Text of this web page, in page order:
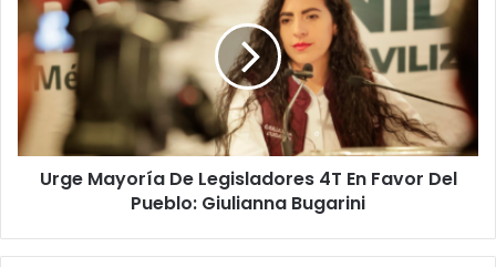
Legisladores
4T
Favor
Del
Pueblo:
Giulianna
Urge Mayoría De Legisladores 4T En Favor Del
Pueblo: Giulianna Bugarini